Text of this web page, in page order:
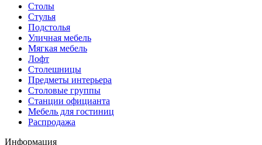
Столы
Стулья
Подстолья
Уличная мебель
Мягкая мебель
Лофт
Столешницы
Предметы интерьера
Столовые группы
Станции официанта
Мебель для гостиниц
Распродажа
Информация